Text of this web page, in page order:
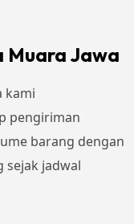
Muara Jawa
kami
pengiriman
barang dengan
sejak jadwal